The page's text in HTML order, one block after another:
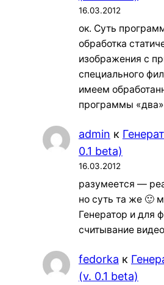
16.03.2012
ок. Суть
обработка
изображения с
специального
имеем
программы
admin к
0.1 beta)
16.03.2012
разумеется —
но суть та же 🙂
Генератор и для
считывание
fedorka к
(v. 0.1 beta)